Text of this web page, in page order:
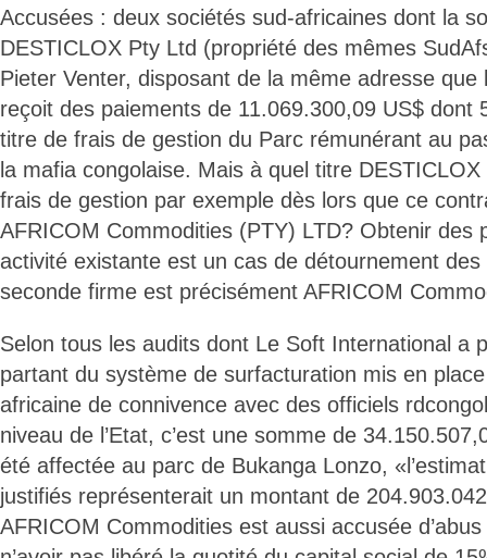
Accusées : deux sociétés sud-africaines dont la
DESTICLOX Pty Ltd (propriété des mêmes
Pieter Venter, disposant de la même adresse
reçoit des paiements de 11.069.300,09 US$ dont
titre de frais de gestion du Parc rémunérant au
la mafia congolaise. Mais à quel titre
frais de gestion par exemple dès lors que ce
AFRICOM Commodities (PTY) LTD? Obtenir des
activité existante est un cas de détournement
seconde firme est précisément AFRICOM
Selon tous les audits dont Le Soft International a
partant du système de surfacturation mis en
africaine de connivence avec des officiels
niveau de l’Etat, c’est une somme de
été affectée au parc de Bukanga Lonzo,
justifiés représenterait un montant de
AFRICOM Commodities est aussi accusée